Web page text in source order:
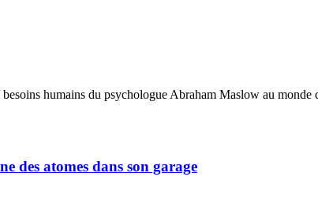
humains du psychologue Abraham Maslow au
des atomes dans son garage